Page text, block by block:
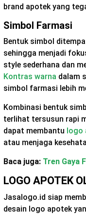
brand apotek yang
Simbol Farmasi
Bentuk simbol
sehingga menjadi
style sederhana dan
Kontras warna dalam
simbol farmasi lebih
Kombinasi bentuk
terlihat tersusun rapi
dapat membantu logo
atau menjaga
Baca juga: Tren Gaya
LOGO APOTEK
Jasalogo.id siap
desain logo apotek